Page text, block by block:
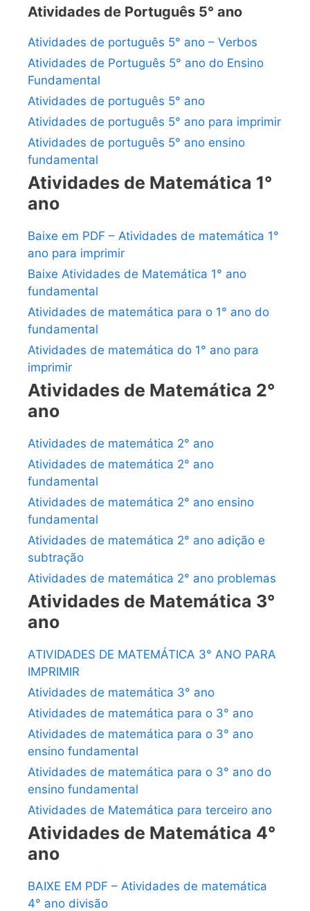
Atividades de Português 5° ano
Atividades de português 5° ano – Verbos
Atividades de Português 5° ano do Ensino
Fundamental
Atividades de português 5° ano
Atividades de português 5° ano para imprimir
Atividades de português 5° ano ensino
fundamental
Atividades de Matemática 1°
ano
Baixe em PDF – Atividades de matemática 1°
ano para imprimir
Baixe Atividades de Matemática 1° ano
fundamental
Atividades de matemática para o 1° ano do
fundamental
Atividades de matemática do 1° ano para
imprimir
Atividades de Matemática 2°
ano
Atividades de matemática 2° ano
Atividades de matemática 2° ano
fundamental
Atividades de matemática 2° ano ensino
fundamental
Atividades de matemática 2° ano adição e
subtração
Atividades de matemática 2° ano problemas
Atividades de Matemática 3°
ano
ATIVIDADES DE MATEMÁTICA 3° ANO PARA
IMPRIMIR
Atividades de matemática 3° ano
Atividades de matemática para o 3° ano
Atividades de matemática para o 3° ano
ensino fundamental
Atividades de matemática para o 3° ano do
ensino fundamental
Atividades de Matemática para terceiro ano
Atividades de Matemática 4°
ano
BAIXE EM PDF – Atividades de matemática
4° ano divisão